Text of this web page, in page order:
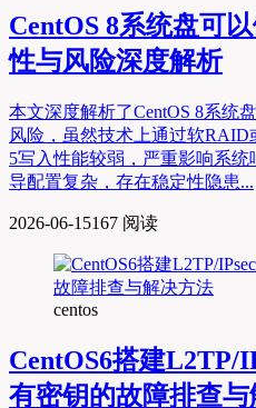
CentOS 8系统盘可
性与风险深度解析
本文深度解析了CentOS 8系统
风险，虽然技术上通过软
5写入性能较弱，严重影响系统
导配置复杂，存在稳定性隐患...
2026-06-15167 阅读
centos
CentOS6搭建L2TP/
有密钥的故障排查